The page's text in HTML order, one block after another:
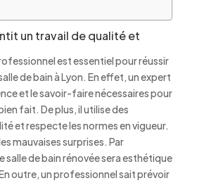
un travail de qualité et
est essentiel pour réussir
de bain à Lyon. En effet, un expert
et le savoir-faire nécessaires pour
fait. De plus, il utilise des
et respecte les normes en vigueur.
mauvaises surprises. Par
de bain rénovée sera esthétique
outre, un professionnel sait prévoir